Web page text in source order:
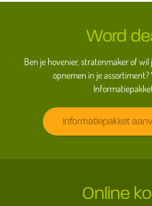
Word
Ben je hovenier, stratenmaker of
opnemen in je assortiment?
Informatiepakket
Online